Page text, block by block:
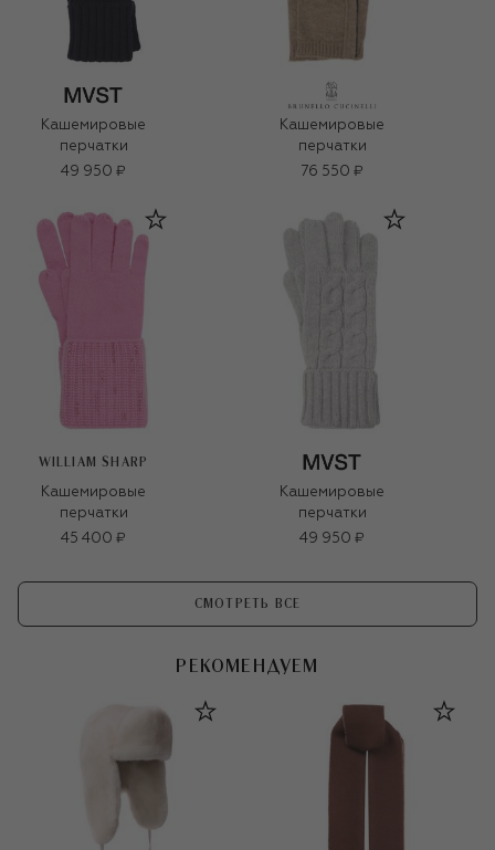
Кашемировые
перчатки
49 950 ₽
Кашемировые
перчатки
76 550 ₽
WILLIAM SHARP
Кашемировые
перчатки
45 400 ₽
Кашемировые
перчатки
49 950 ₽
СМОТРЕТЬ ВСЕ
РЕКОМЕНДУЕМ